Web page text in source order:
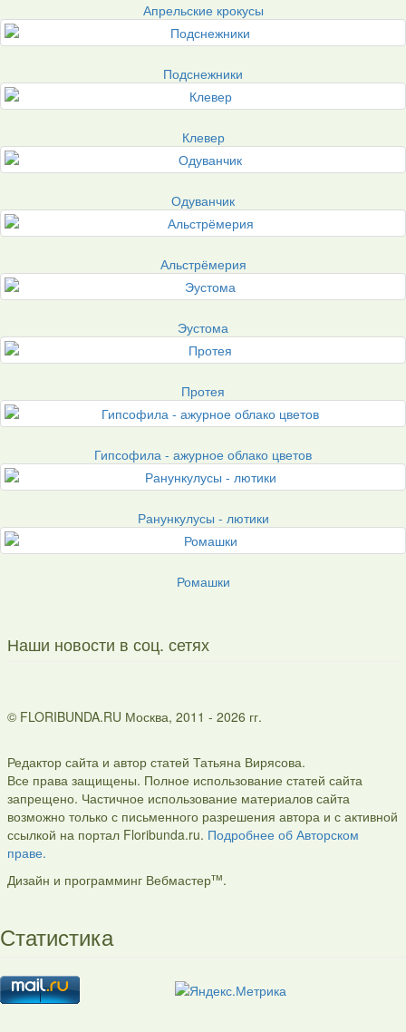
Апрельские крокусы
Подснежники
Клевер
Одуванчик
Альстрёмерия
Эустома
Протея
Гипсофила - ажурное облако цветов
Ранункулусы - лютики
Ромашки
Наши новости в соц. сетях
© FLORIBUNDA.RU Москва, 2011 - 2026 гг.
Редактор сайта и автор статей Татьяна Вирясова.
Все права защищены. Полное использование статей сайта
запрещено. Частичное использование материалов сайта
возможно только с письменного разрешения автора и с активной
ссылкой на портал Floribunda.ru. Подробнее об Авторском
праве.
Дизайн и программинг Вебмастертм.
Статистика